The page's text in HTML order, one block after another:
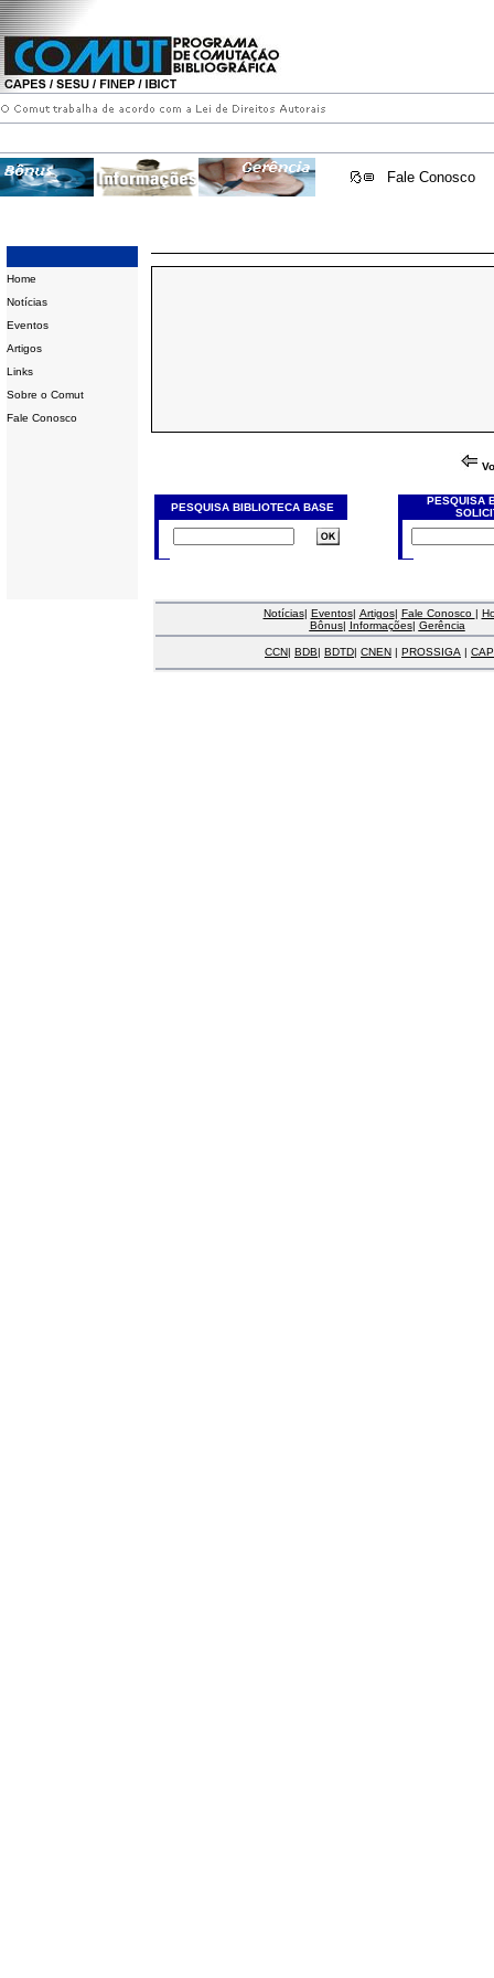
Fale Conosco
Home
Notícias
Eventos
Artigos
Links
Sobre o Comut
Fale Conosco
PESQUISA BIBLIOTECA BASE
PESQUISA
Notícias| Eventos| Artigos| Fale Conosco |
Bônus| Informações| Gerência
CCN| BDB| BDTD| CNEN | PROSSIGA |